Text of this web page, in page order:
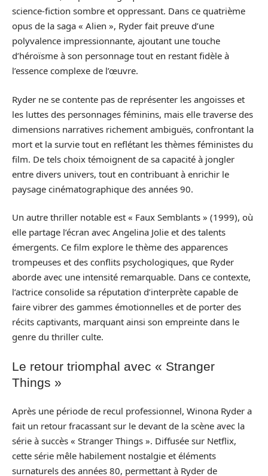
science-fiction sombre et oppressant. Dans ce quatrième
opus de la saga « Alien », Ryder fait preuve d’une
polyvalence impressionnante, ajoutant une touche
d’héroïsme à son personnage tout en restant fidèle à
l’essence complexe de l’œuvre.
Ryder ne se contente pas de représenter les angoisses et
les luttes des personnages féminins, mais elle traverse des
dimensions narratives richement ambiguës, confrontant la
mort et la survie tout en reflétant les thèmes féministes du
film. De tels choix témoignent de sa capacité à jongler
entre divers univers, tout en contribuant à enrichir le
paysage cinématographique des années 90.
Un autre thriller notable est « Faux Semblants » (1999), où
elle partage l’écran avec Angelina Jolie et des talents
émergents. Ce film explore le thème des apparences
trompeuses et des conflits psychologiques, que Ryder
aborde avec une intensité remarquable. Dans ce contexte,
l’actrice consolide sa réputation d’interprète capable de
faire vibrer des gammes émotionnelles et de porter des
récits captivants, marquant ainsi son empreinte dans le
genre du thriller culte.
Le retour triomphal avec « Stranger
Things »
Après une période de recul professionnel, Winona Ryder a
fait un retour fracassant sur le devant de la scène avec la
série à succès « Stranger Things ». Diffusée sur Netflix,
cette série mêle habilement nostalgie et éléments
surnaturels des années 80, permettant à Ryder de